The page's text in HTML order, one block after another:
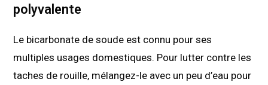
polyvalente
Le bicarbonate de soude est connu pour ses
multiples usages domestiques. Pour lutter contre les
taches de rouille, mélangez-le avec un peu d’eau pour